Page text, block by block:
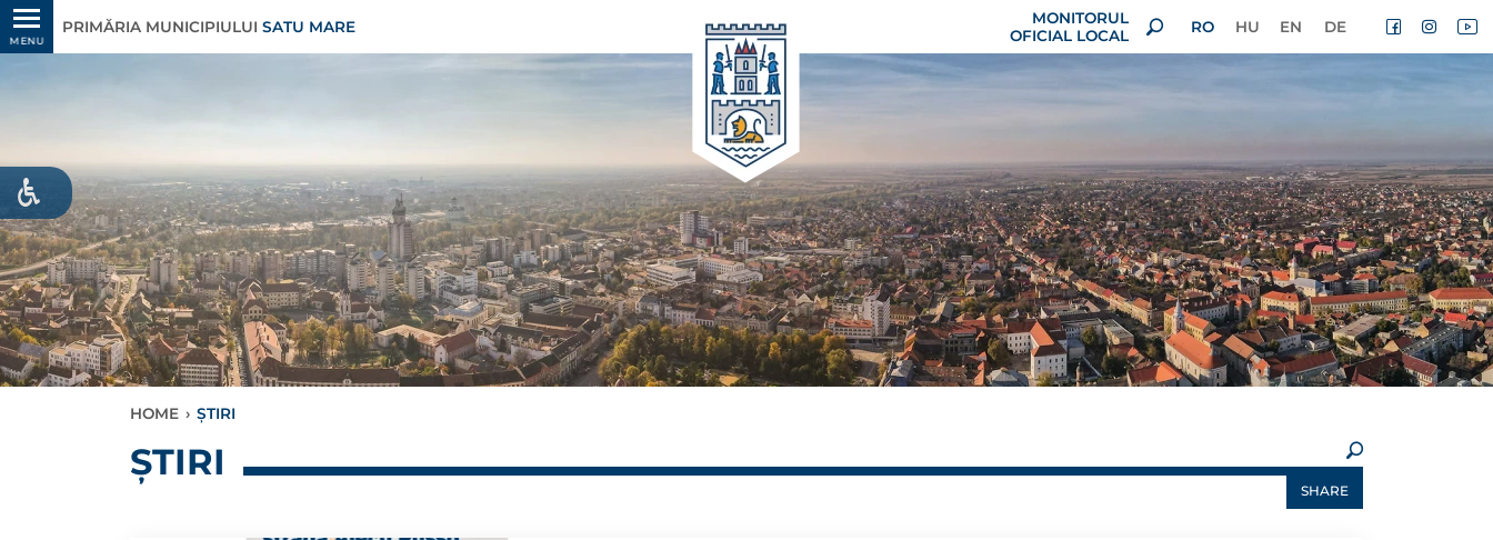
MENU
PRIMĂRIA MUNICIPIULUI SATU MARE
MONITORUL
OFICIAL LOCAL
RO HU EN DE
HOME › ȘTIRI
ȘTIRI
SHARE